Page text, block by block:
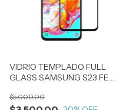
VIDRIO TEMPLADO FULL
GLASS SAMSUNG S23 FE
$5.000,00